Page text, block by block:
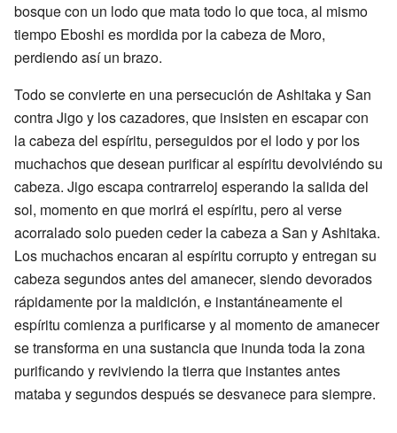
bosque con un lodo que mata todo lo que toca, al mismo
tiempo Eboshi es mordida por la cabeza de Moro,
perdiendo así un brazo.
Todo se convierte en una persecución de Ashitaka y San
contra Jigo y los cazadores, que insisten en escapar con
la cabeza del espíritu, perseguidos por el lodo y por los
muchachos que desean purificar al espíritu devolviéndo su
cabeza. Jigo escapa contrarreloj esperando la salida del
sol, momento en que morirá el espíritu, pero al verse
acorralado solo pueden ceder la cabeza a San y Ashitaka.
Los muchachos encaran al espíritu corrupto y entregan su
cabeza segundos antes del amanecer, siendo devorados
rápidamente por la maldición, e instantáneamente el
espíritu comienza a purificarse y al momento de amanecer
se transforma en una sustancia que inunda toda la zona
purificando y reviviendo la tierra que instantes antes
mataba y segundos después se desvanece para siempre.